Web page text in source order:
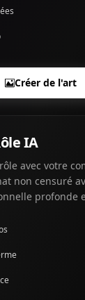
Créer de l'art
IA
avec votre
non censuré
profonde